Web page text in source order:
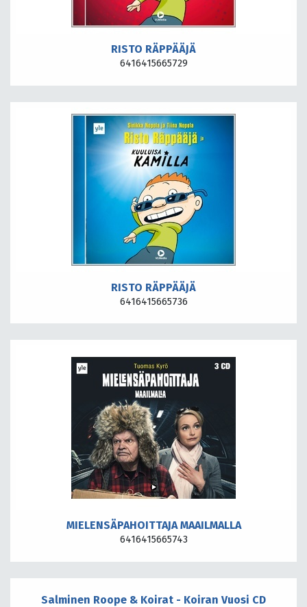
RISTO RÄPPÄÄJÄ
6416415665729
RISTO RÄPPÄÄJÄ
6416415665736
MIELENSÄPAHOITTAJA MAAILMALLA
6416415665743
Salminen Roope & Koirat - Koiran Vuosi CD